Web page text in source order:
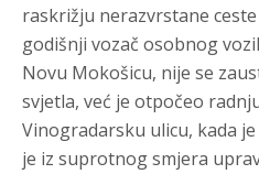
raskrižju nerazvrstane
godišnji vozač osobnog
Novu Mokošicu, nije se
svjetla, već je otpočeo
Vinogradarsku ulicu, kada
je iz suprotnog smjera